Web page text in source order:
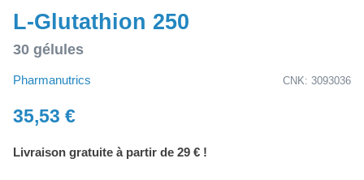
L-Glutathion 250
30 gélules
Pharmanutrics CNK: 3093036
35,53 €
Livraison gratuite à partir de 29 € !